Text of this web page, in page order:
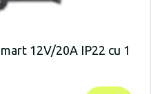
12V/20A IP22 cu 1